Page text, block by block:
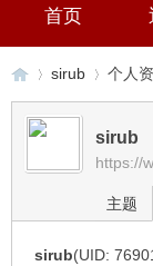
首页
有›
sirub 个人
sirub
https://
主题
sirub(UID: